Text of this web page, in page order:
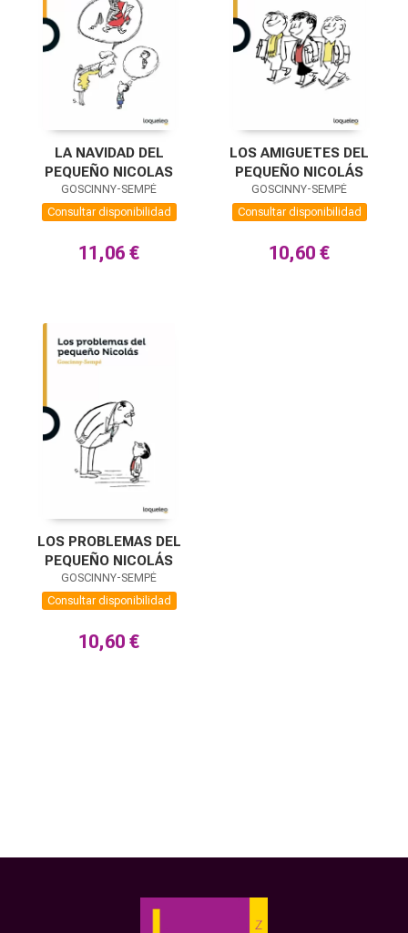
LA NAVIDAD DEL
PEQUEÑO NICOLAS
GOSCINNY-SEMPÉ
Consultar disponibilidad
11,06 €
LOS AMIGUETES DEL
PEQUEÑO NICOLÁS
GOSCINNY-SEMPÉ
Consultar disponibilidad
10,60 €
LOS PROBLEMAS DEL
PEQUEÑO NICOLÁS
GOSCINNY-SEMPÉ
Consultar disponibilidad
10,60 €